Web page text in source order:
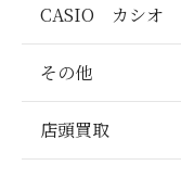
CASIO カシオ
その他
店頭買取